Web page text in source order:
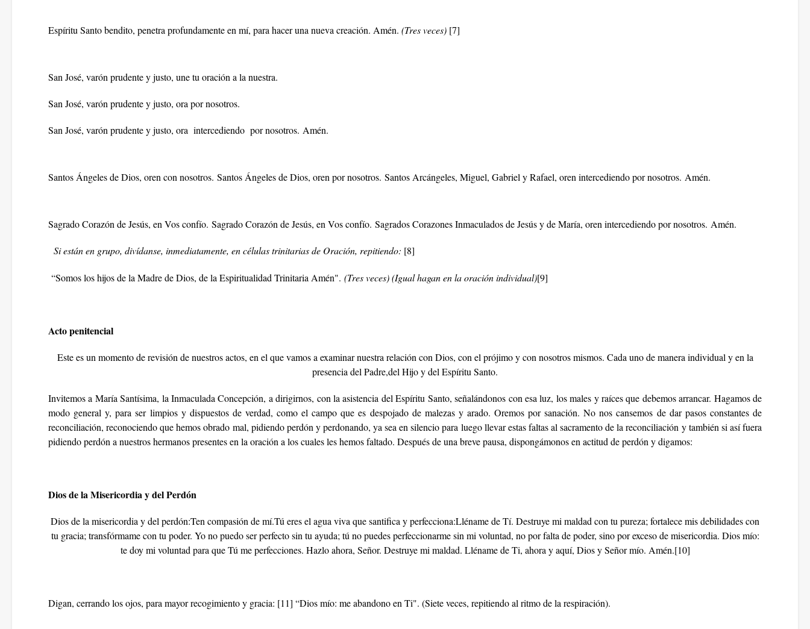
Espíritu Santo bendito, penetra profundamente en mí, para hacer una nueva creación. Amén. (Tres veces) [7]
San José, varón prudente y justo, une tu oración a la nuestra.
San José, varón prudente y justo, ora por nosotros.
San José, varón prudente y justo, ora intercediendo por nosotros. Amén.
Santos Ángeles de Dios, oren con nosotros. Santos Ángeles de Dios, oren por nosotros. Santos Arcángeles, Miguel, Gabriel y Rafael, oren intercediendo por nosotros. Amén.
Sagrado Corazón de Jesús, en Vos confío. Sagrado Corazón de Jesús, en Vos confío. Sagrados Corazones Inmaculados de Jesús y de María, oren intercediendo por nosotros. Amén.
Si están en grupo, divídanse, inmediatamente, en células trinitarias de Oración, repitiendo: [8]
“Somos los hijos de la Madre de Dios, de la Espiritualidad Trinitaria Amén". (Tres veces) (Igual hagan en la oración individual)[9]
Acto penitencial
Este es un momento de revisión de nuestros actos, en el que vamos a examinar nuestra relación con Dios, con el prójimo y con nosotros mismos. Cada uno de manera individual y en la
presencia del Padre,del Hijo y del Espíritu Santo.
Invitemos a María Santísima, la Inmaculada Concepción, a dirigirnos, con la asistencia del Espíritu Santo, señalándonos con esa luz, los males y raíces que debemos arrancar. Hagamos de
modo general y, para ser limpios y dispuestos de verdad, como el campo que es despojado de malezas y arado. Oremos por sanación. No nos cansemos de dar pasos constantes de
reconciliación, reconociendo que hemos obrado mal, pidiendo perdón y perdonando, ya sea en silencio para luego llevar estas faltas al sacramento de la reconciliación y también si así fuera
pidiendo perdón a nuestros hermanos presentes en la oración a los cuales les hemos faltado. Después de una breve pausa, dispongámonos en actitud de perdón y digamos:
Dios de la Misericordia y del Perdón
Dios de la misericordia y del perdón:Ten compasión de mí.Tú eres el agua viva que santifica y perfecciona:Lléname de Tí. Destruye mi maldad con tu pureza; fortalece mis debilidades con
tu gracia; transfórmame con tu poder. Yo no puedo ser perfecto sin tu ayuda; tú no puedes perfeccionarme sin mi voluntad, no por falta de poder, sino por exceso de misericordia. Dios mío:
te doy mi voluntad para que Tú me perfecciones. Hazlo ahora, Señor. Destruye mi maldad. Lléname de Ti, ahora y aquí, Dios y Señor mío. Amén.[10]
Digan, cerrando los ojos, para mayor recogimiento y gracia: [11] “Dios mío: me abandono en Ti". (Siete veces, repitiendo al ritmo de la respiración).